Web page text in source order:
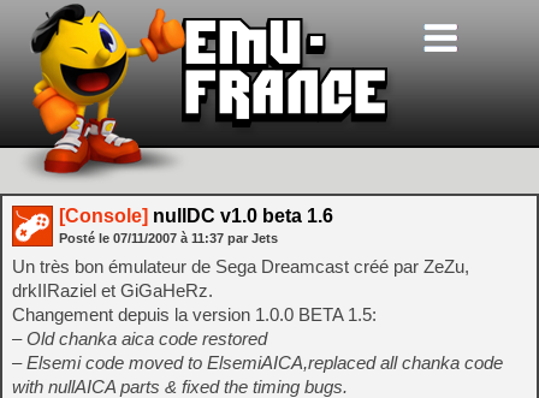
[Console] nullDC v1.0 beta 1.6
Posté le 07/11/2007 à 11:37 par Jets
Un très bon émulateur de Sega Dreamcast créé par ZeZu,
drkIIRaziel et GiGaHeRz.
Changement depuis la version 1.0.0 BETA 1.5:
– Old chanka aica code restored
– Elsemi code moved to ElsemiAICA,replaced all chanka code
with nullAICA parts & fixed the timing bugs.